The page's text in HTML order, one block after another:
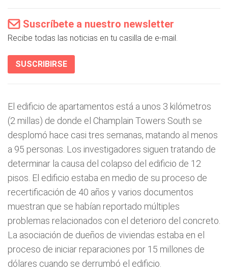
Suscríbete a nuestro newsletter
Recibe todas las noticias en tu casilla de e-mail.
SUSCRIBIRSE
El edificio de apartamentos está a unos 3 kilómetros
(2 millas) de donde el Champlain Towers South se
desplomó hace casi tres semanas, matando al menos
a 95 personas. Los investigadores siguen tratando de
determinar la causa del colapso del edificio de 12
pisos. El edificio estaba en medio de su proceso de
recertificación de 40 años y varios documentos
muestran que se habían reportado múltiples
problemas relacionados con el deterioro del concreto.
La asociación de dueños de viviendas estaba en el
proceso de iniciar reparaciones por 15 millones de
dólares cuando se derrumbó el edificio.